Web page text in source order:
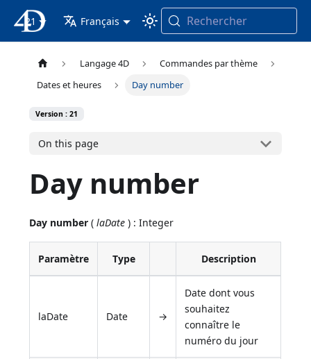
4D Documentation
21 Français Rechercher
Langage 4D
Commandes par thème
Dates et heures
Day number
Version : 21
On this page
Day number
Day number (laDate ) : Integer
Paramètre Type Description
laDate Date →
Date dont vous
souhaitez
connaître le
numéro du jour